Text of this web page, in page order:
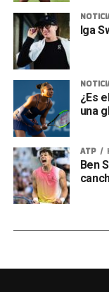
Iga
¿Es
una
ATP
Ben